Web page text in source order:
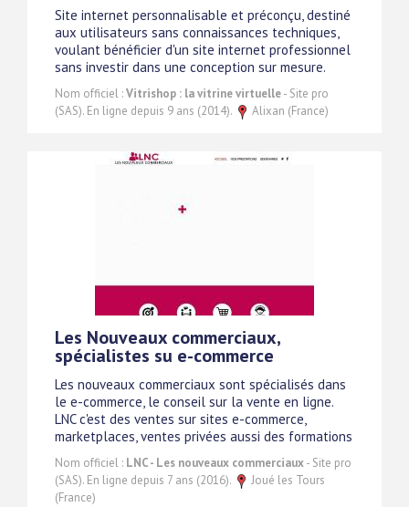
Site internet personnalisable et préconçu, destiné
aux utilisateurs sans connaissances techniques,
voulant bénéficier d'un site internet professionnel
sans investir dans une conception sur mesure.
Nom officiel :Vitrishop : la vitrine virtuelle- Site pro
(SAS). En ligne depuis 9 ans (2014).
Alixan (France)
Les Nouveaux commerciaux,
spécialistes su e-commerce
Les nouveaux commerciaux sont spécialisés dans
le e-commerce, le conseil sur la vente en ligne.
LNC c'est des ventes sur sites e-commerce,
marketplaces, ventes privées aussi des formations
Nom officiel : LNC - Les nouveaux commerciaux- Site pro
(SAS). En ligne depuis 7 ans (2016).
Joué les Tours
(France)